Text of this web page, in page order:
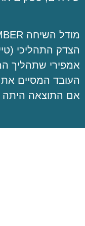
מודל השיחה
העובד המסיים
אם התוצאה היתה